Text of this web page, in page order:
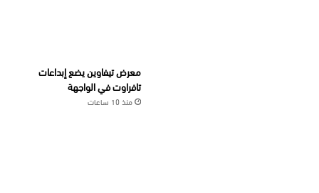
معرض تيفاوين يضع إبداعات
تافراوت في الواجهة
منذ 10 ساعات